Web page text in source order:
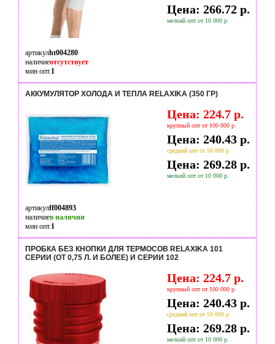
Цена: 266.72 р.
мелкий опт от 10 000 р.
артикулht004280
наличиеотсутствует
мин опт.1
АККУМУЛЯТОР ХОЛОДА И ТЕПЛА RELAXIKA (350 ГР)
Цена: 224.7 р.
крупный опт от 100 000 р.
Цена: 240.43 р.
средний опт от 50 000 р.
Цена: 269.28 р.
мелкий опт от 10 000 р.
артикулff004893
наличиев наличии
мин опт.1
ПРОБКА БЕЗ КНОПКИ ДЛЯ ТЕРМОСОВ RELAXIKA 101
СЕРИИ (ОТ 0,75 Л. И БОЛЕЕ) И СЕРИИ 102
Цена: 224.7 р.
крупный опт от 100 000 р.
Цена: 240.43 р.
средний опт от 50 000 р.
Цена: 269.28 р.
мелкий опт от 10 000 р.